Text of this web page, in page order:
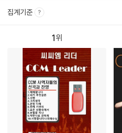
집계기준
1